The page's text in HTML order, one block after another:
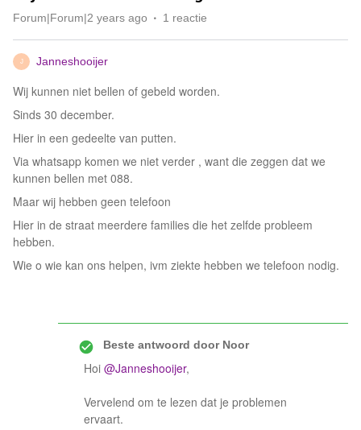
Forum|Forum|2 years ago 1 reactie
J Janneshooijer
Wij kunnen niet bellen of gebeld worden.
Sinds 30 december.
Hier in een gedeelte van putten.
Via whatsapp komen we niet verder , want die zeggen dat we
kunnen bellen met 088.
Maar wij hebben geen telefoon
Hier in de straat meerdere families die het zelfde probleem
hebben.
Wie o wie kan ons helpen, ivm ziekte hebben we telefoon nodig.
Beste antwoord doorNoor
Hoi @Janneshooijer,
Vervelend om te lezen dat je problemen
ervaart.